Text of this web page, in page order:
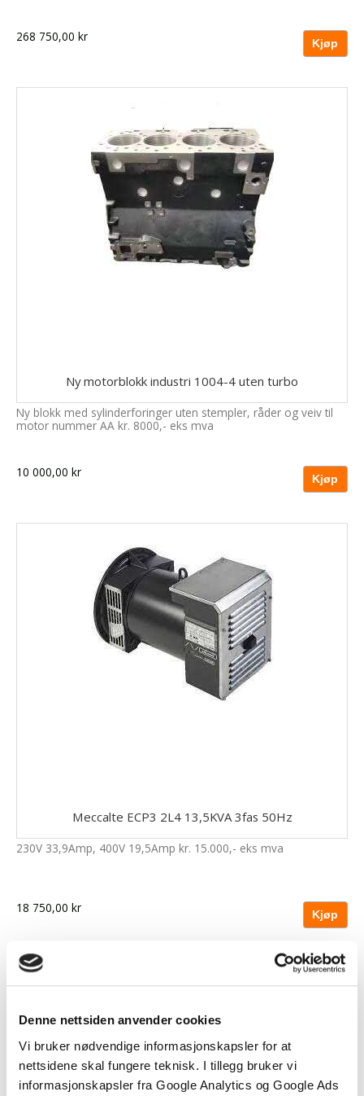
Denne nettsiden anvender cookies
Vi bruker nødvendige informasjonskapsler for at
nettsidene skal fungere teknisk. I tillegg bruker vi
informasjonskapsler fra Google Analytics og Google Ads
268 750,00 kr
Ny motorblokk industri 1004-4 uten turbo
Ny blokk med sylinderforinger uten stempler, råder og veiv til
motor nummer AA kr. 8000,- eks mva
10 000,00 kr
Meccalte ECP3 2L4 13,5KVA 3fas 50Hz
230V 33,9Amp, 400V 19,5Amp kr. 15.000,- eks mva
18 750,00 kr